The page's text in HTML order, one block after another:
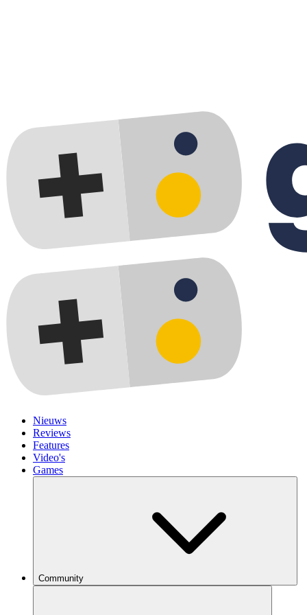
Nieuws
Reviews
Features
Video's
Games
Community